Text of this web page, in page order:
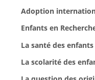
Adoption
Enfants en
La santé des
La scolarité des